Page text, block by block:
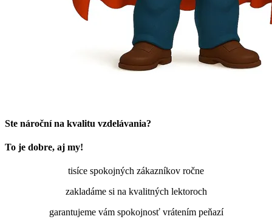
Ste nároční na kvalitu vzdelávania?
To je dobre, aj my!
tisíce spokojných zákazníkov ročne
zakladáme si na kvalitných lektoroch
garantujeme vám spokojnosť vrátením peňazí